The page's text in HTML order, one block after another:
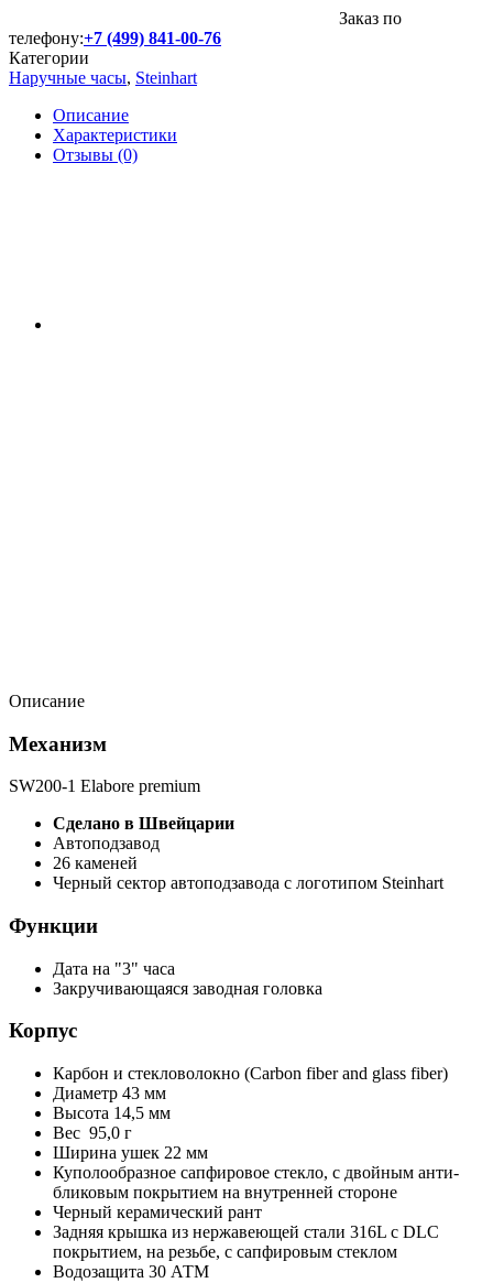
Заказ по
телефону:+7 (499) 841-00-76
Категории
Наручные часы, Steinhart
Описание
Характеристики
Отзывы (0)
Описание
Механизм
SW200-1 Elabore premium
Сделано в Швейцарии
Автоподзавод
26 каменей
Черный сектор автоподзавода с логотипом Steinhart
Функции
Дата на "3" часа
Закручивающаяся заводная головка
Корпус
Карбон и стекловолокно (Carbon fiber and glass fiber)
Диаметр 43 мм
Высота 14,5 мм
Вес 95,0 г
Ширина ушек 22 мм
Куполообразное сапфировое стекло, с двойным анти-
бликовым покрытием на внутренней стороне
Черный керамический рант
Задняя крышка из нержавеющей стали 316L с DLC
покрытием, на резьбе, с сапфировым стеклом
Водозащита 30 АТМ